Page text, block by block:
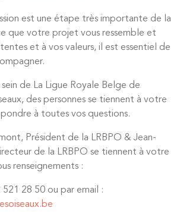
est une étape très importante de la
que votre projet vous ressemble et
et à vos valeurs, il est essentiel de
de La Ligue Royale Belge de
des personnes se tiennent à votre
à toutes vos questions.
Président de la LRBPO & Jean-
de la LRBPO se tiennent à votre
renseignements :
28 50 ou par email :